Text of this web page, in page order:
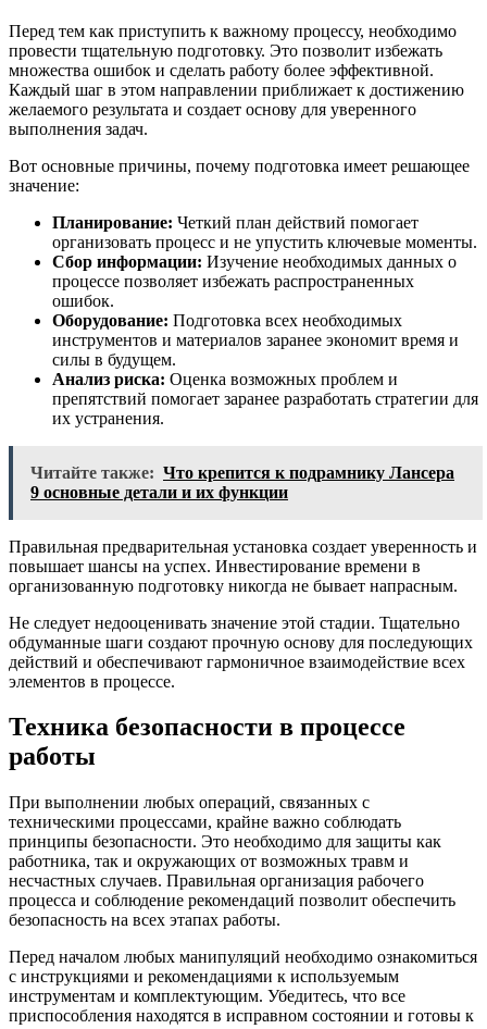
Перед тем как приступить к важному процессу, необходимо
провести тщательную подготовку. Это позволит избежать
множества ошибок и сделать работу более эффективной.
Каждый шаг в этом направлении приближает к достижению
желаемого результата и создает основу для уверенного
выполнения задач.
Вот основные причины, почему подготовка имеет решающее
значение:
Планирование: Четкий план действий помогает
организовать процесс и не упустить ключевые моменты.
Сбор информации: Изучение необходимых данных о
процессе позволяет избежать распространенных
ошибок.
Оборудование: Подготовка всех необходимых
инструментов и материалов заранее экономит время и
силы в будущем.
Анализ риска: Оценка возможных проблем и
препятствий помогает заранее разработать стратегии для
их устранения.
Читайте также: Что крепится к подрамнику Лансера
9 основные детали и их функции
Правильная предварительная установка создает уверенность и
повышает шансы на успех. Инвестирование времени в
организованную подготовку никогда не бывает напрасным.
Не следует недооценивать значение этой стадии. Тщательно
обдуманные шаги создают прочную основу для последующих
действий и обеспечивают гармоничное взаимодействие всех
элементов в процессе.
Техника безопасности в процессе
работы
При выполнении любых операций, связанных с
техническими процессами, крайне важно соблюдать
принципы безопасности. Это необходимо для защиты как
работника, так и окружающих от возможных травм и
несчастных случаев. Правильная организация рабочего
процесса и соблюдение рекомендаций позволит обеспечить
безопасность на всех этапах работы.
Перед началом любых манипуляций необходимо ознакомиться
с инструкциями и рекомендациями к используемым
инструментам и комплектующим. Убедитесь, что все
приспособления находятся в исправном состоянии и готовы к